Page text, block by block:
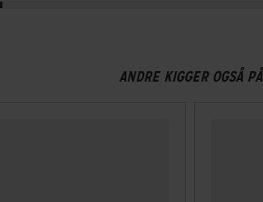
ANDRE KIGGER OGSÅ PÅ